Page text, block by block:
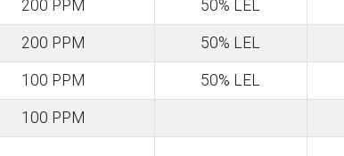
200 PPM 50% LEL
200 PPM 50% LEL
100 PPM 50% LEL
100 PPM